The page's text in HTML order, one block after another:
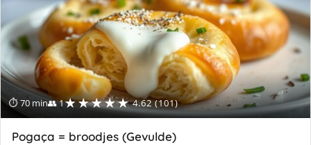
⏱ 70 min👥 1★★★★★ 4.62 (101)
Pogaça = broodjes (Gevulde)